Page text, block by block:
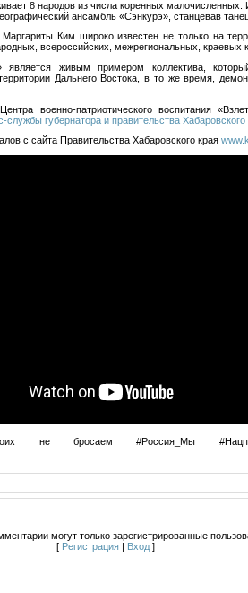
8 народов из числа коренных
ансамбль «Сэнкурэ», станцевав
Ким широко известен не только на
всероссийских, межрегиональных, краевых
является живым примером коллектива,
Дальнего Востока, в то же время,
военно-патриотического воспитания
службы губернатора и правительства Хабаровского
с сайта Правительства Хабаровского края
не бросаем #Россия_Мы
могут только зарегистрированные
[ Регистрация | Вход ]